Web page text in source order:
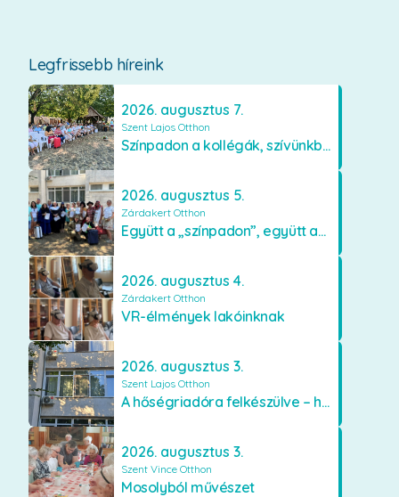
Legfrissebb híreink
2026. augusztus 7.
Szent Lajos Otthon
Színpadon a kollégák, szívünkben a lakók
2026. augusztus 5.
Zárdakert Otthon
Együtt a „színpadon”, együtt az élményekért 🎭✨
2026. augusztus 4.
Zárdakert Otthon
VR-élmények lakóinknak
2026. augusztus 3.
Szent Lajos Otthon
A hőségriadóra felkészülve – hűsítő fejlesztések a Szent Lajos Otthonban
2026. augusztus 3.
Szent Vince Otthon
Mosolyból művészet